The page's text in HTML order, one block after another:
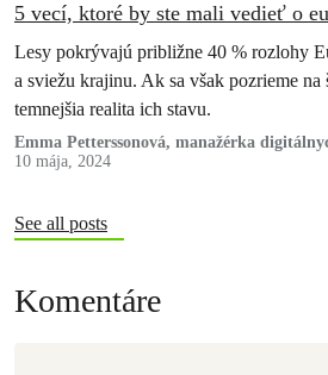
5 vecí, ktoré by ste mali vedieť o
Lesy pokrývajú približne 40 % rozlohy
a sviežu krajinu. Ak sa však pozrieme na
temnejšia realita ich stavu.
Emma Petterssonová, manažérka
Greenpeace
10 mája, 2024
See all posts
Komentáre